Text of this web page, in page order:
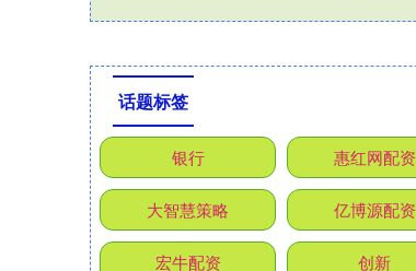
话题标签
银行 惠红网配资
大智慧策略 亿博源配资
宏牛配资 创新